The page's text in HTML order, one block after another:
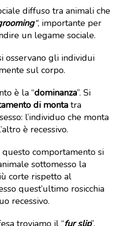
diffuso tra animali che
“, importante per
un legame sociale.
osservano gli individui
sul corpo.
è la “dominanza”. Si
di monta tra
l’individuo che monta
è recessivo.
comportamento si
sottomesso la
corte rispetto al
quest’ultimo rosicchia
recessivo.
troviamo il “fur slip”,